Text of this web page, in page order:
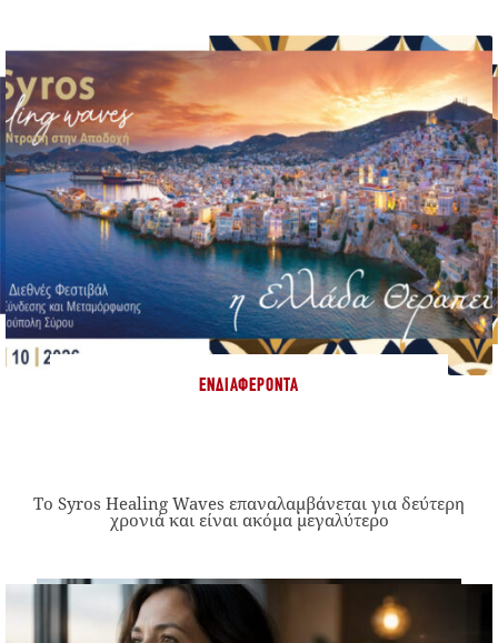
ΕΝΔΙΑΦΈΡΟΝΤΑ
Το Syros Healing Waves επαναλαμβάνεται για δεύτερη
χρονιά και είναι ακόμα μεγαλύτερο